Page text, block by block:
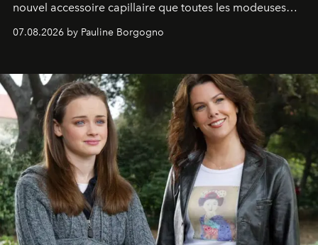
nouvel accessoire capillaire que toutes les modeuses
s'arrachent déjà.
07.08.2026 by Pauline Borgogno